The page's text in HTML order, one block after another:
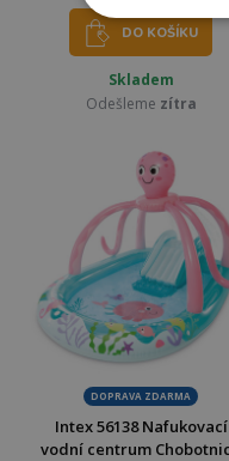
DO KOŠÍKU
Skladem
Odešleme zítra
DOPRAVA ZDARMA
Intex 56138 Nafukovací
vodní centrum